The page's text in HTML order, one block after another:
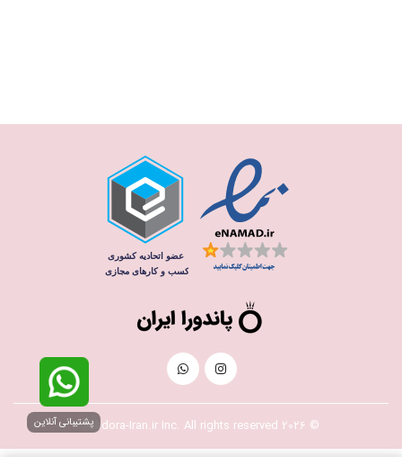
© 2026 Pandora-Iran.ir Inc. All rights reserved پشتیبانی آنلاین